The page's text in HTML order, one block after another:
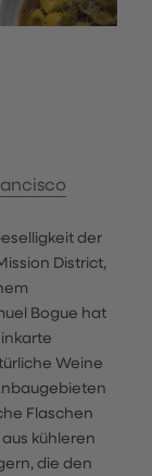
der
District,
Bogue hat
Weine
Flaschen
kühleren
die den